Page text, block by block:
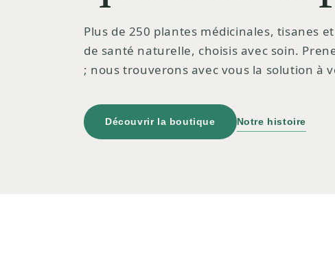
Plus de 250 plantes médicinales, tisanes
de santé naturelle, choisis avec soin.
; nous trouverons avec vous la solution à
Découvrir la boutique Notre histoire